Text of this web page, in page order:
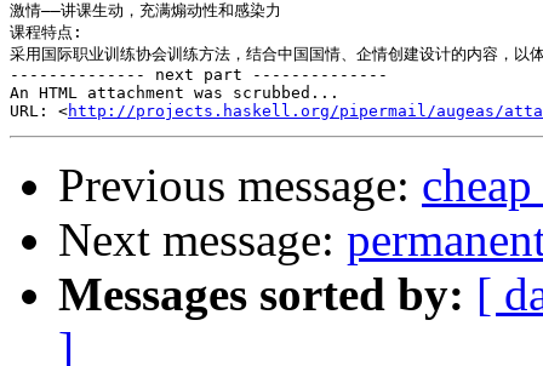
激情——讲课生动，充满煽动性和感染力
课程特点:
采用国际职业训练协会训练方法，结合中国国情、企情创建设计的内容，
-------------- next part --------------
An HTML attachment was scrubbed...
URL: <http://projects.haskell.org/pipermail/augeas/
Previous message:
Next message:
Messages sorted by: [
]